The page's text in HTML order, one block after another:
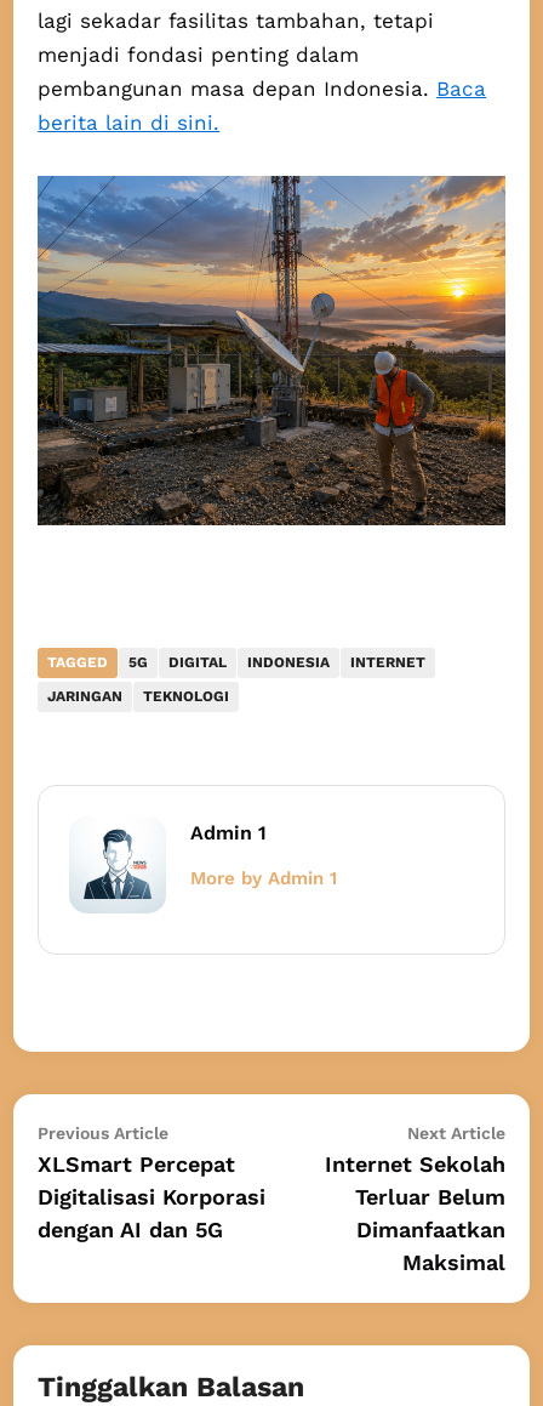
lagi sekadar fasilitas tambahan, tetapi
menjadi fondasi penting dalam
pembangunan masa depan Indonesia. Baca
berita lain di sini.
TAGGED 5G DIGITAL INDONESIA
INTERNET
JARINGAN
TEKNOLOGI
Admin 1
More by Admin 1
Navigasi
pos
Previous ArticlePrevious
article:
XLSmart Percepat
Digitalisasi Korporasi
dengan AI dan 5G
Next Article
Internet Sekolah
Terluar Belum
Dimanfaatkan
Maksimal
Tinggalkan Balasan